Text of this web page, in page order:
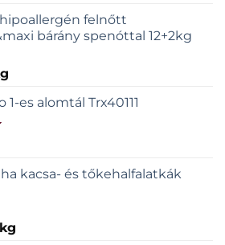
felnőtt
bárány spenóttal 12+2kg
1-es alomtál Trx40111
kacsa- és tőkehalfalatkák
kg